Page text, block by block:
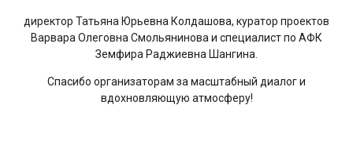
директор Татьяна Юрьевна Колдашова, куратор проектов
Варвара Олеговна Смольянинова и специалист по АФК
Земфира Раджиевна Шангина.
Спасибо организаторам за масштабный диалог и
вдохновляющую атмосферу!